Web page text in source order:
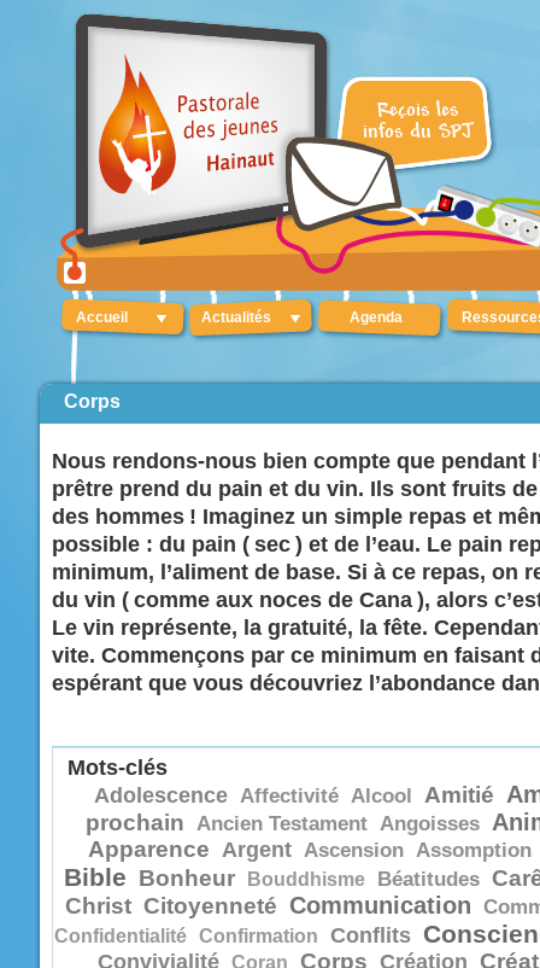
Accueil Actualités Agenda
Corps
Nous rendons-nous bien compte que pendant
prêtre prend du pain et du vin. Ils sont fruits
des hommes ! Imaginez un simple repas et
possible : du pain ( sec ) et de l’eau. Le pain
minimum, l’aliment de base. Si à ce repas, on
du vin ( comme aux noces de Cana ), alors
Le vin représente, la gratuité, la fête.
vite. Commençons par ce minimum en faisant
espérant que vous découvriez l’abondance
Mots-clés
Adolescence Affectivité Alcool Amitié
prochain Ancien Testament Angoisses
Apparence Argent Ascension Assomption
Bible Bonheur Bouddhisme Béatitudes
Christ Citoyenneté Communication
Confidentialité Confirmation Conflits
Convivialité Coran Corps Création